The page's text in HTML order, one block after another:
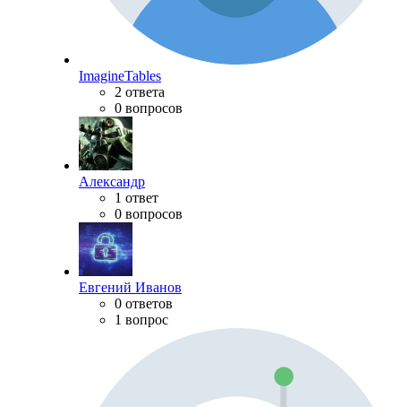
ImagineTables
2 ответа
0 вопросов
Александр
1 ответ
0 вопросов
Евгений Иванов
0 ответов
1 вопрос